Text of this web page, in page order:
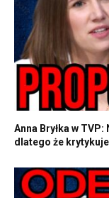
Anna Bryłka w TVP:
dlatego że